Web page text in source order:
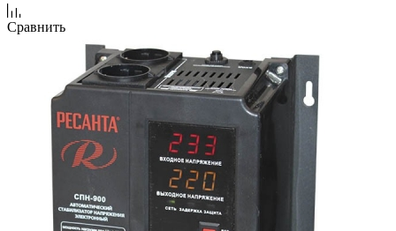
Сравнить